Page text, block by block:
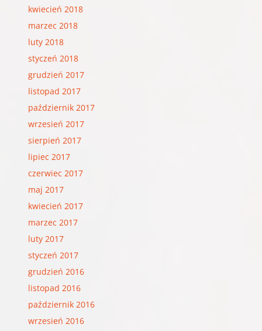
kwiecień 2018
marzec 2018
luty 2018
styczeń 2018
grudzień 2017
listopad 2017
październik 2017
wrzesień 2017
sierpień 2017
lipiec 2017
czerwiec 2017
maj 2017
kwiecień 2017
marzec 2017
luty 2017
styczeń 2017
grudzień 2016
listopad 2016
październik 2016
wrzesień 2016